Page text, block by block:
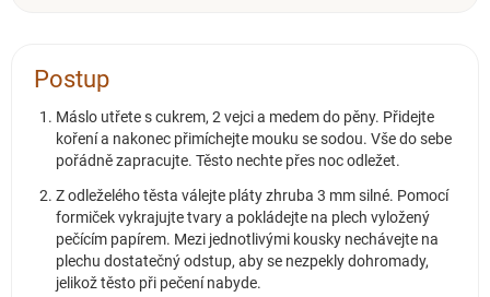
Postup
Máslo utřete s cukrem, 2 vejci a medem do pěny. Přidejte
koření a nakonec přimíchejte mouku se sodou. Vše do sebe
pořádně zapracujte. Těsto nechte přes noc odležet.
Z odleželého těsta válejte pláty zhruba 3 mm silné. Pomocí
formiček vykrajujte tvary a pokládejte na plech vyložený
pečícím papírem. Mezi jednotlivými kousky nechávejte na
plechu dostatečný odstup, aby se nezpekly dohromady,
jelikož těsto při pečení nabyde.